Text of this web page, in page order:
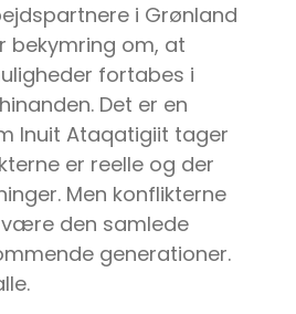
i Grønland
bekymring om, at
fortabes i
Det er en
Inuit Ataqatigiit tager
er reelle og der
Men konflikterne
være den samlede
generationer.